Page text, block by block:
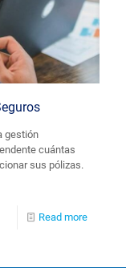
gestión
cuántas
sus pólizas.
Read more